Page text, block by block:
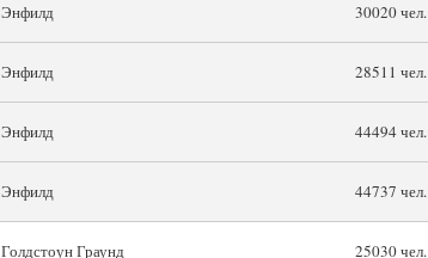
Энфилд 30020 чел.
Энфилд 28511 чел.
Энфилд 44494 чел.
Энфилд 44737 чел.
Голдстоун Граунд 25030 чел.